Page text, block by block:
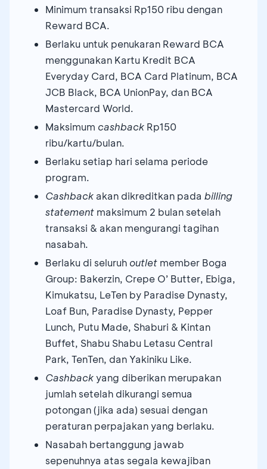
Minimum transaksi Rp150 ribu dengan
Reward BCA.
Berlaku untuk penukaran Reward BCA
menggunakan Kartu Kredit BCA
Everyday Card, BCA Card Platinum, BCA
JCB Black, BCA UnionPay, dan BCA
Mastercard World.
Maksimum cashback Rp150
ribu/kartu/bulan.
Berlaku setiap hari selama periode
program.
Cashback akan dikreditkan pada billing
statement maksimum 2 bulan setelah
transaksi & akan mengurangi tagihan
nasabah.
Berlaku di seluruh outlet member Boga
Group: Bakerzin, Crepe O’ Butter, Ebiga,
Kimukatsu, LeTen by Paradise Dynasty,
Loaf Bun, Paradise Dynasty, Pepper
Lunch, Putu Made, Shaburi & Kintan
Buffet, Shabu Shabu Letasu Central
Park, TenTen, dan Yakiniku Like.
Cashbackyang diberikan merupakan
jumlah setelah dikurangi semua
potongan (jika ada) sesuai dengan
peraturan perpajakan yang berlaku.
Nasabah bertanggung jawab
sepenuhnya atas segala kewajiban